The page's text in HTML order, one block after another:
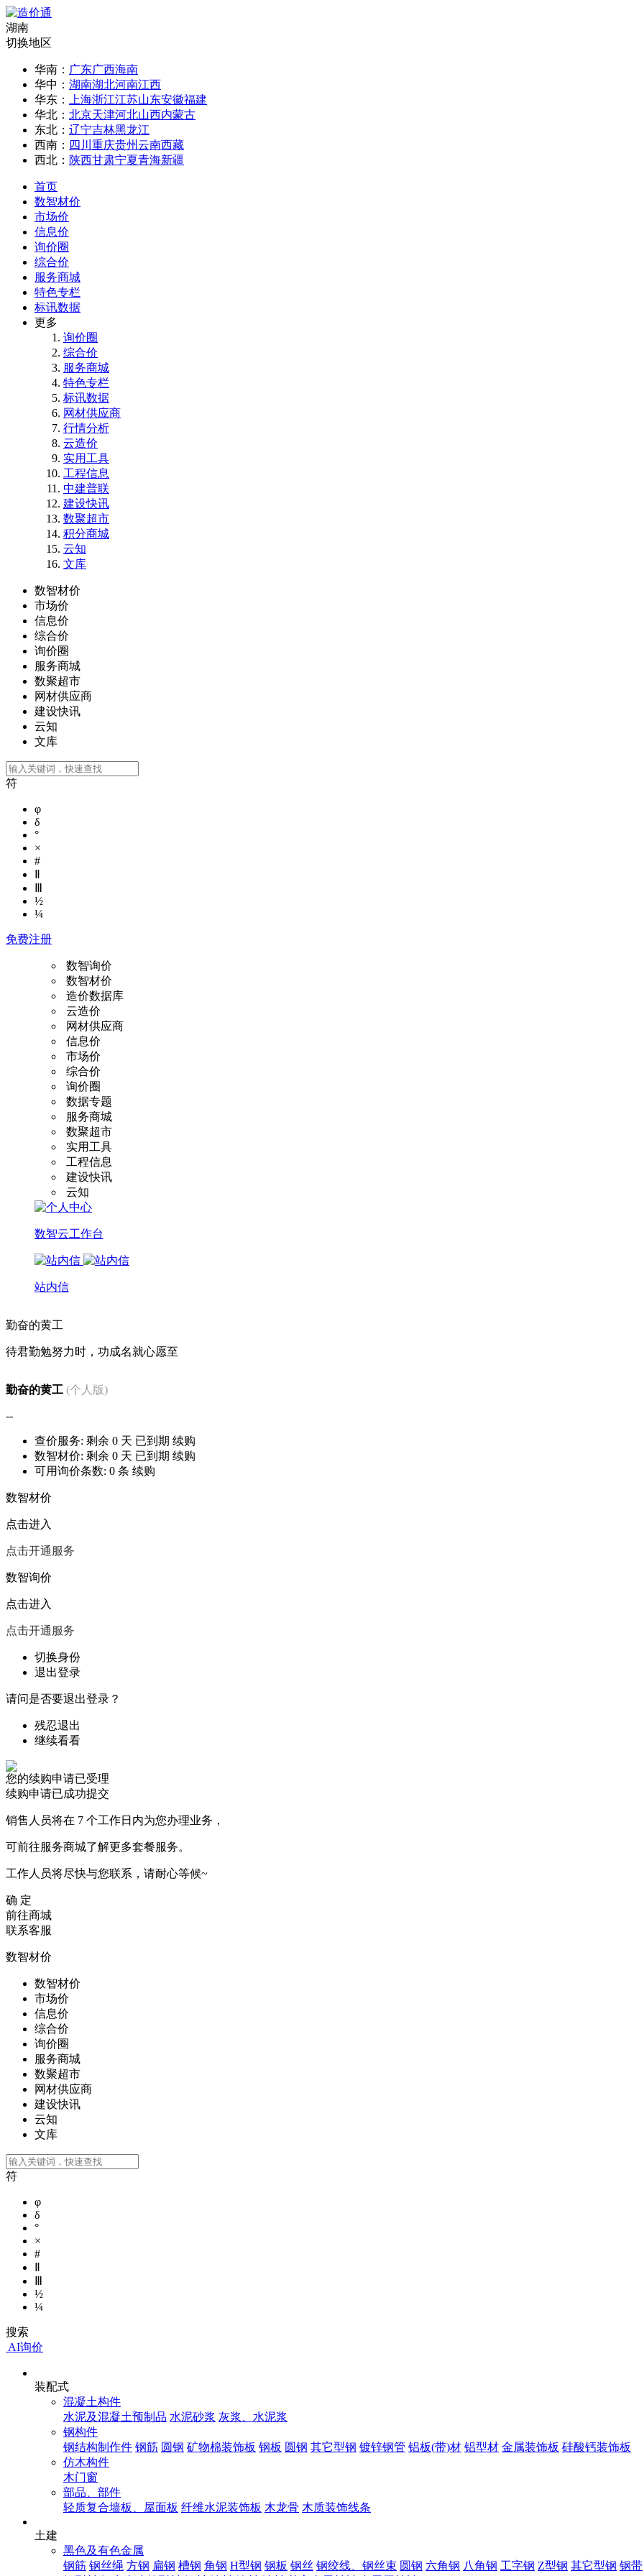
湖南
切换地区
华南： 广东广西海南
华中： 湖南湖北河南江西
华东：
上海浙江江苏山东安徽福建
华北： 北京天津河北山西内蒙古
东北： 辽宁吉林黑龙江
西南： 四川 重庆贵州云南西藏
西北： 陕西甘肃宁夏青海新疆
首页
数智材价
市场价
信息价
询价圈
综合价
服务商城
特色专栏
标讯数据
更多
询价圈
综合价
服务商城
特色专栏
标讯数据
网材供应商
行情分析
云造价
实用工具
工程信息
中建普联
建设快讯
数聚超市
积分商城
云知
文库
数智材价
市场价
信息价
综合价
询价圈
服务商城
数聚超市
网材供应商
建设快讯
云知
文库
符
φ
δ
°
×
#
½
¼
免费注册
数智询价
数智材价
造价数据库
云造价
网材供应商
信息价
市场价
综合价
询价圈
数据专题
服务商城
数聚超市
实用工具
工程信息
建设快讯
云知
数智云工作台
站内信
勤奋的黄工
待君勤勉努力时，功成名就心愿至
勤奋的黄工 (个人版)
--
查价服务: 剩余 0 天 已到期 续购
数智材价: 剩余 0 天 已到期 续购
可用询价条数: 0 条 续购
数智材价
点击进入
点击开通服务
数智询价
点击进入
点击开通服务
切换身份
退出登录
请问是否要退出登录？
残忍退出
继续看看
您的续购申请已受理
续购申请已成功提交
销售人员将在 7 个工作日内为您办理业务，
可前往服务商城了解更多套餐服务。
工作人员将尽快与您联系，请耐心等候~
确 定
前往商城
联系客服
数智材价
数智材价
市场价
信息价
综合价
询价圈
服务商城
数聚超市
网材供应商
建设快讯
云知
文库
符
φ
δ
°
×
#
½
¼
搜索
AI询价
装配式
混凝土构件
水泥及混凝土预制品 水泥砂浆 灰浆、水泥浆
钢构件
钢结构制作件 钢筋 圆钢 矿物棉装饰板 钢板 圆钢 其它型钢 镀锌钢管 铝板(带)材 铝型材 金属装饰板 硅酸钙装饰板
仿木构件
木门窗
部品、部件
轻质复合墙板、屋面板 纤维水泥装饰板 木龙骨 木质装饰线条
土建
黑色及有色金属
钢筋 钢丝绳 方钢 扁钢 槽钢 角钢 H型钢 钢板 钢丝 钢绞线、钢丝束 圆钢 六角钢 八角钢 工字钢 Z型钢 其它型钢 钢带